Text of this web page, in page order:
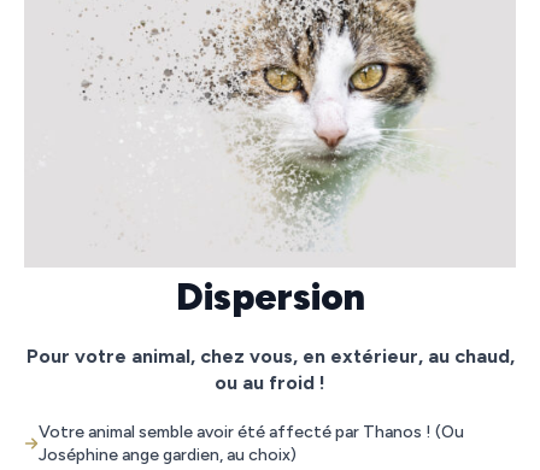
Dispersion
Pour votre animal, chez vous, en extérieur, au chaud,
ou au froid !
Votre animal semble avoir été affecté par Thanos ! (Ou
Joséphine ange gardien, au choix)